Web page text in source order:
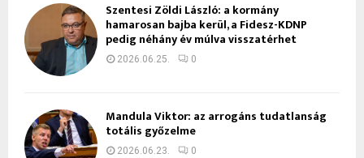
Szentesi Zöldi László: a kormány
hamarosan bajba kerül, a Fidesz-KDNP
pedig néhány év múlva visszatérhet
2026.06.25. 0
Mandula Viktor: az arrogáns tudatlanság
totális győzelme
2026.06.23. 0